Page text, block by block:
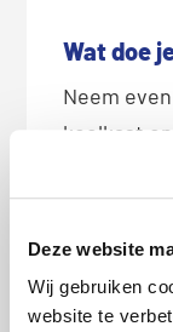
Deze website
Wij gebruiken
website te
Wat doe
Neem
koelkast
geen
leeg de
niet alleen